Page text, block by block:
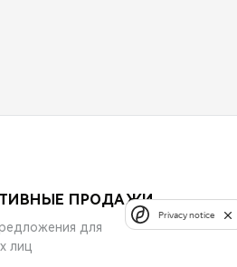
ПРОДАЖИ
для
лиц
Privacy notice